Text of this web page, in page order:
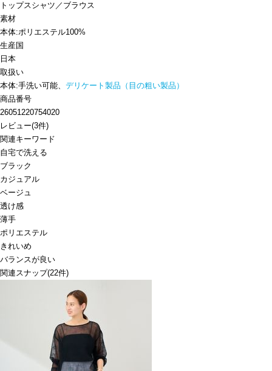
トップスシャツ／ブラウス
素材
本体:ポリエステル100%
生産国
日本
取扱い
本体:手洗い可能、 デリケート製品（目の粗い製品）
商品番号
26051220754020
レビュー(3件)
関連キーワード
自宅で洗える
ブラック
カジュアル
ベージュ
透け感
薄手
ポリエステル
きれいめ
バランスが良い
関連スナップ(22件)